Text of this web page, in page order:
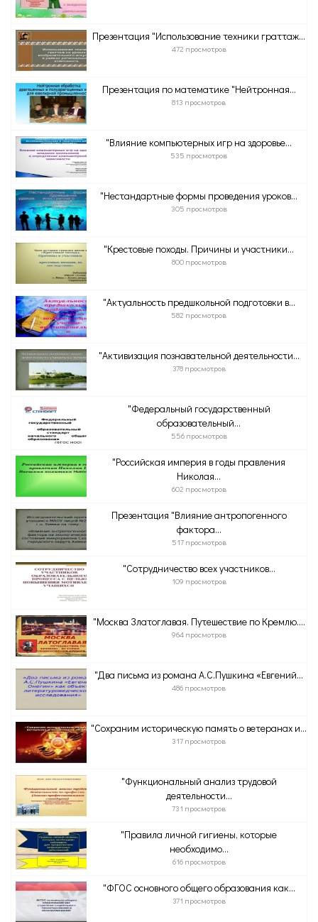
Презентация "Использование техники граттаж...
472 просмотров
Презентация по математике "Нейтронная...
813 просмотров
"Влияние компьютерных игр на здоровье...
535 просмотров
"Нестандартные формы проведения уроков...
305 просмотров
"Крестовые походы. Причины и участники...
800 просмотров
"Актуальность предшкольной подготовки в...
582 просмотров
"Активизация познавательной деятельности...
378 просмотров
"Федеральный государственный
образовательный...
556 просмотров
"Российская империя в годы правления
Николая...
602 просмотров
Презентация "Влияние антропогенного
фактора...
517 просмотров
"Сотрудничество всех участников...
109 просмотров
"Москва Златоглавая. Путешествие по Кремлю....
964 просмотров
"Два письма из романа А.С.Пушкина «Евгений...
486 просмотров
"Сохраним историческую память о ветеранах и...
317 просмотров
"Функциональный анализ трудовой
деятельности...
731 просмотров
"Правила личной гигиены, которые
необходимо...
616 просмотров
"ФГОС основного общего образования как...
371 просмотров